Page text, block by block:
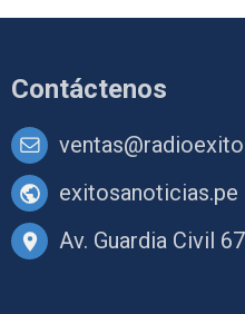
Contáctenos
exitosanoticias.pe
Av. Guardia Civil